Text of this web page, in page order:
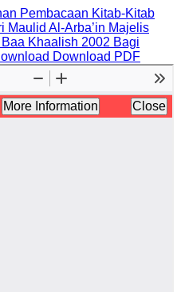
Pembacaan Kitab-Kitab
Maulid Al-Arba’in Majelis
Baa Khaalish 2002 Bagi
Download PDF